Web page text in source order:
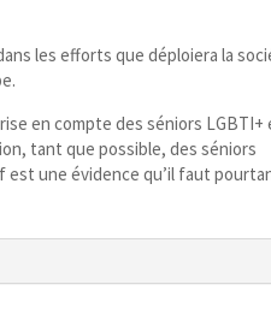
les efforts que déploiera la
en compte des séniors LGBTI+
tant que possible, des séniors
est une évidence qu’il faut